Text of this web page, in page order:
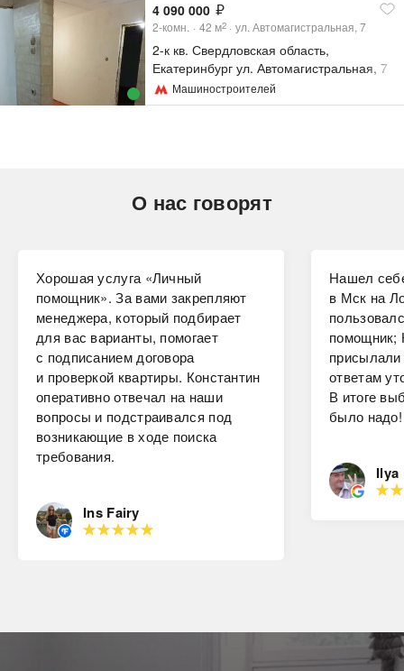
4 090 000
2-комн. 42 м2 ул. Автомагистральная, 7
2-к кв. Свердловская область,
Екатеринбург ул. Автомагистральная, 7
(42.9 м²)
Машиностроителей
О нас говорят
Хорошая услуга «Личный
помощник». За вами закрепляют
менеджера, который подбирает
для вас варианты, помогает
с подписанием договора
и проверкой квартиры. Константин
оперативно отвечал на наши
вопросы и подстраивался под
возникающие в ходе поиска
требования.
Ins Fairy
Нашел
в Мск на
помощник;
ответам
В итоге
было надо!
Ilya